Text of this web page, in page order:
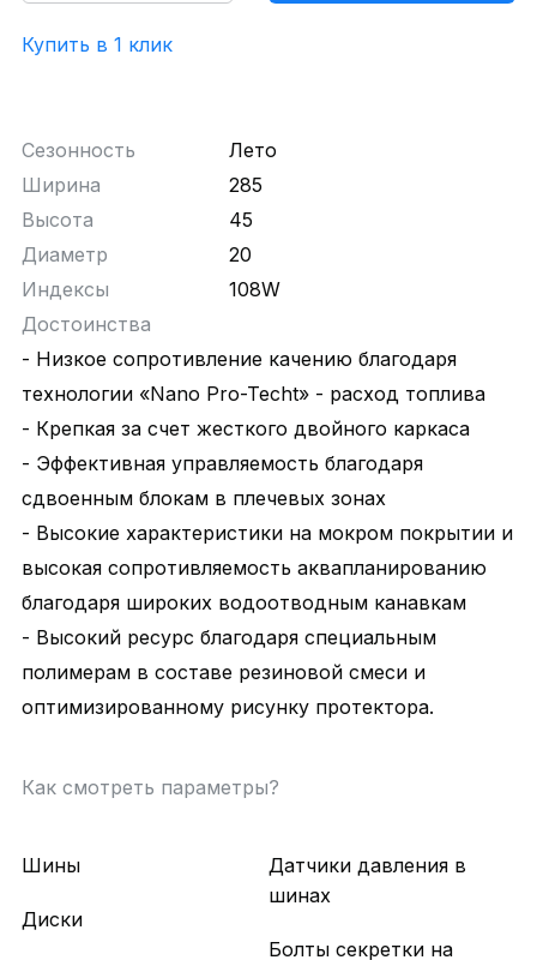
Купить в 1 клик
Сезонность
Лето
Ширина
285
Высота
45
Диаметр
20
Индексы
108W
Достоинства
- Низкое сопротивление качению благодаря
технологии «Nano Pro-Techt» - расход топлива
- Крепкая за счет жесткого двойного каркаса
- Эффективная управляемость благодаря
сдвоенным блокам в плечевых зонах
- Высокие характеристики на мокром покрытии и
высокая сопротивляемость аквапланированию
благодаря широких водоотводным канавкам
- Высокий ресурс благодаря специальным
полимерам в составе резиновой смеси и
оптимизированному рисунку протектора.
Как смотреть параметры?
Шины
Диски
Датчики давления в
шинах
Болты секретки на